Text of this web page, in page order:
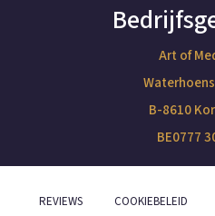
Art of
B-8610
BE0777
REVIEWS COOKIEBELEID